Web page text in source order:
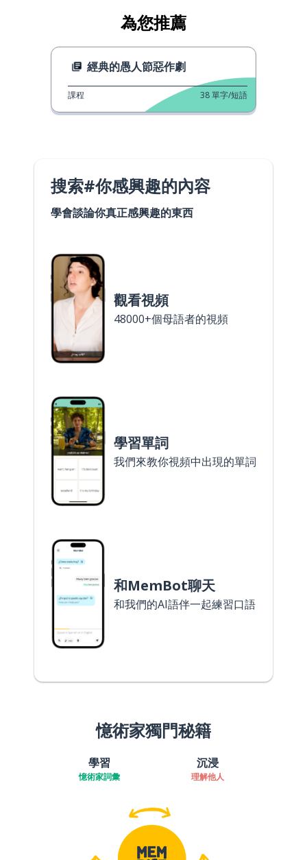
為您推薦
經典的愚人節惡作劇
課程 38單字/短語
搜索#你感興趣的內容
學會談論你真正感興趣的東西
觀看視頻
48000+個母語者的視頻
學習單詞
我們來教你視頻中出現的單詞
和MemBot聊天
和我們的AI語伴一起練習口語
憶術家獨門秘籍
學習
憶術家詞彙
沉浸
理解他人